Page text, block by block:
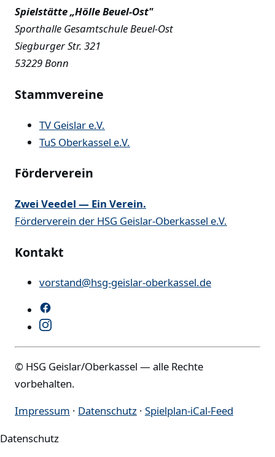
Spielstätte „Hölle Beuel-Ost"
Sporthalle Gesamtschule Beuel-Ost
Siegburger Str. 321
53229 Bonn
Stammvereine
TV Geislar e.V.
TuS Oberkassel e.V.
Förderverein
Zwei Veedel — Ein Verein.
Förderverein der HSG Geislar-Oberkassel e.V.
Kontakt
vorstand@hsg-geislar-oberkassel.de
© HSG Geislar/Oberkassel — alle Rechte
vorbehalten.
Impressum · Datenschutz · Spielplan-iCal-Feed
Datenschutz